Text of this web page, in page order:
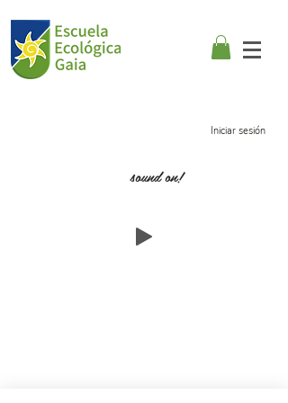
Iniciar sesión
sound on!